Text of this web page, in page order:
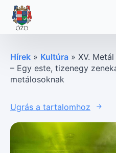
Hírek » Kultúra » XV.
– Egy este, tizenegy
metálosoknak
Ugrás a tartalomhoz